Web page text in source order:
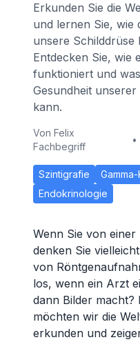
Erkunden Sie die
und lernen Sie, wie
unsere Schilddrüse
Entdecken Sie, wie
funktioniert und
Gesundheit
kann.
Von Felix
Fachbegriff
•
Szintigrafie
Endokrinologie
Wenn Sie von
denken Sie
von
los, wenn ein Arzt
dann Bilder macht?
möchten wir die
erkunden und